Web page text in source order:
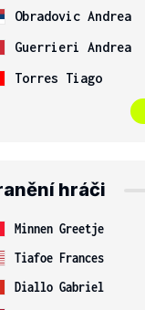
Obradovic Andrea
Guerrieri Andrea
Torres Tiago
hráči
Minnen Greetje
Tiafoe Frances
Diallo Gabriel